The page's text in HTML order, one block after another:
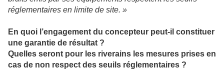
réglementaires en limite de site. »
En quoi l’engagement du concepteur peut-il constituer
une garantie de résultat ?
Quelles seront pour les riverains les mesures prises en
cas de non respect des seuils réglementaires ?